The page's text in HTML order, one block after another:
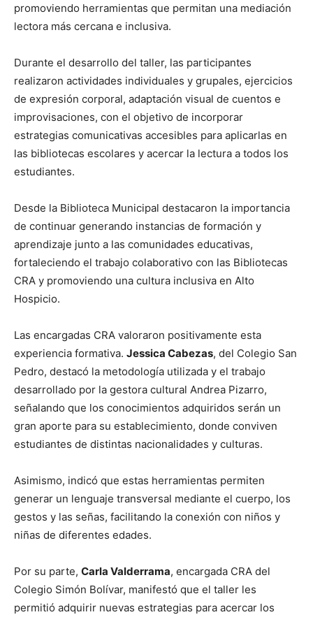
promoviendo herramientas que permitan una mediación
lectora más cercana e inclusiva.
Durante el desarrollo del taller, las participantes
realizaron actividades individuales y grupales, ejercicios
de expresión corporal, adaptación visual de cuentos e
improvisaciones, con el objetivo de incorporar
estrategias comunicativas accesibles para aplicarlas en
las bibliotecas escolares y acercar la lectura a todos los
estudiantes.
Desde la Biblioteca Municipal destacaron la importancia
de continuar generando instancias de formación y
aprendizaje junto a las comunidades educativas,
fortaleciendo el trabajo colaborativo con las Bibliotecas
CRA y promoviendo una cultura inclusiva en Alto
Hospicio.
Las encargadas CRA valoraron positivamente esta
experiencia formativa. Jessica Cabezas, del Colegio San
Pedro, destacó la metodología utilizada y el trabajo
desarrollado por la gestora cultural Andrea Pizarro,
señalando que los conocimientos adquiridos serán un
gran aporte para su establecimiento, donde conviven
estudiantes de distintas nacionalidades y culturas.
Asimismo, indicó que estas herramientas permiten
generar un lenguaje transversal mediante el cuerpo, los
gestos y las señas, facilitando la conexión con niños y
niñas de diferentes edades.
Por su parte, Carla Valderrama, encargada CRA del
Colegio Simón Bolívar, manifestó que el taller les
permitió adquirir nuevas estrategias para acercar los